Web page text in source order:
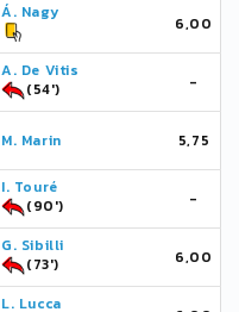
Á. Nagy
6,00
A. De Vitis
(54')
-
M. Marin 5,75
I. Touré
(90')
-
G. Sibilli
(73')
6,00
L. Lucca